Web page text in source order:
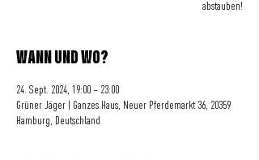
abstauben!
WANN UND WO?
24. Sept. 2024, 19:00 – 23:00
Grüner Jäger | Ganzes Haus, Neuer Pferdemarkt 36, 20359
Hamburg, Deutschland